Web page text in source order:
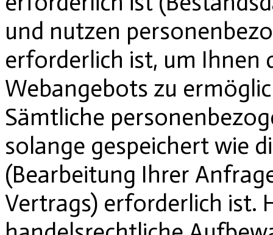
und nutzen
erforderlich ist, um Ihnen
Webangebots zu
Sämtliche
solange gespeichert wie
(Bearbeitung Ihrer
Vertrags) erforderlich ist.